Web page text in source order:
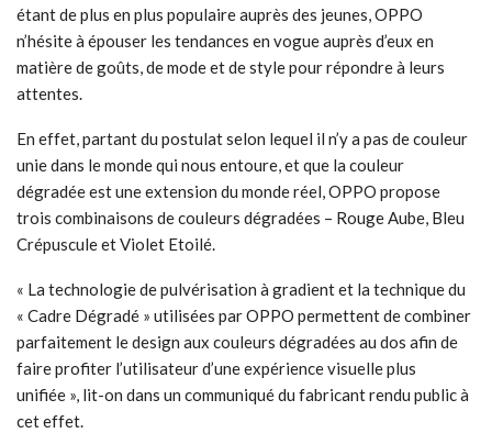
étant de plus en plus populaire auprès des jeunes, OPPO
n’hésite à épouser les tendances en vogue auprès d’eux en
matière de goûts, de mode et de style pour répondre à leurs
attentes.
En effet, partant du postulat selon lequel il n’y a pas de couleur
unie dans le monde qui nous entoure, et que la couleur
dégradée est une extension du monde réel, OPPO propose
trois combinaisons de couleurs dégradées – Rouge Aube, Bleu
Crépuscule et Violet Etoilé.
« La technologie de pulvérisation à gradient et la technique du
« Cadre Dégradé » utilisées par OPPO permettent de combiner
parfaitement le design aux couleurs dégradées au dos afin de
faire profiter l’utilisateur d’une expérience visuelle plus
unifiée », lit-on dans un communiqué du fabricant rendu public à
cet effet.